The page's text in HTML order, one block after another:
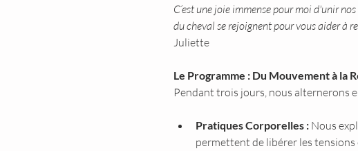
C’est une joie immense pour moi d'unir
du cheval se rejoignent pour vous aider à
Juliette
Le Programme : Du Mouvement à la
Pendant trois jours, nous alternerons
Pratiques Corporelles : Nous
permettent de libérer les tensions